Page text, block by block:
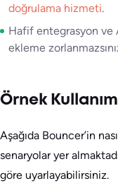
doğrulama hizmeti.
Hafif entegrasyon ve
ekleme
Örnek
Aşağıda Bouncer’in
senaryolar yer
göre uyarlayabilirsiniz.